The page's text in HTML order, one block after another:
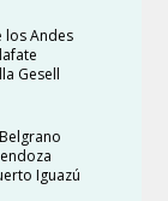
los Andes
Gesell
Iguazú